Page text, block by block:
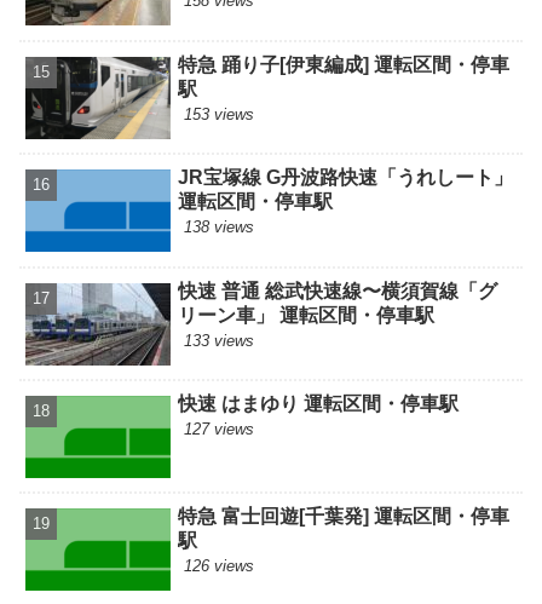
特急 踊り子[伊東編成] 運転区間・停車
駅
153 views
JR宝塚線 G丹波路快速「うれしート」
運転区間・停車駅
138 views
快速 普通 総武快速線〜横須賀線「グ
リーン車」 運転区間・停車駅
133 views
快速 はまゆり 運転区間・停車駅
127 views
特急 富士回遊[千葉発] 運転区間・停車
駅
126 views